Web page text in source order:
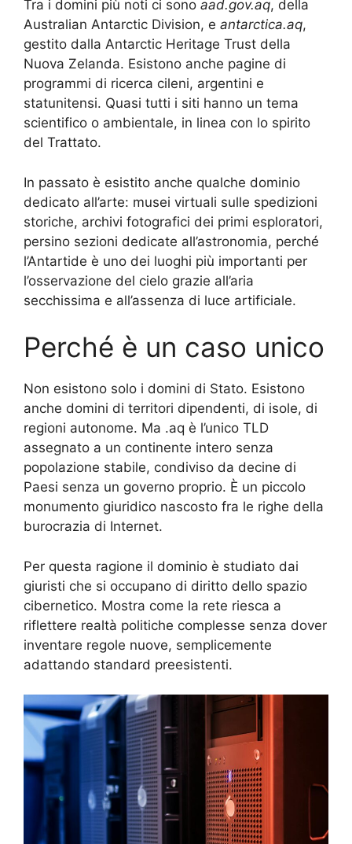
Tra i domini più noti ci sono aad.gov.aq, della
Australian Antarctic Division, e antarctica.aq,
gestito dalla Antarctic Heritage Trust della
Nuova Zelanda. Esistono anche pagine di
programmi di ricerca cileni, argentini e
statunitensi. Quasi tutti i siti hanno un tema
scientifico o ambientale, in linea con lo spirito
del Trattato.
In passato è esistito anche qualche dominio
dedicato all’arte: musei virtuali sulle spedizioni
storiche, archivi fotografici dei primi esploratori,
persino sezioni dedicate all’astronomia, perché
l’Antartide è uno dei luoghi più importanti per
l’osservazione del cielo grazie all’aria
secchissima e all’assenza di luce artificiale.
Perché è un caso unico
Non esistono solo i domini di Stato. Esistono
anche domini di territori dipendenti, di isole, di
regioni autonome. Ma .aq è l’unico TLD
assegnato a un continente intero senza
popolazione stabile, condiviso da decine di
Paesi senza un governo proprio. È un piccolo
monumento giuridico nascosto fra le righe della
burocrazia di Internet.
Per questa ragione il dominio è studiato dai
giuristi che si occupano di diritto dello spazio
cibernetico. Mostra come la rete riesca a
riflettere realtà politiche complesse senza dover
inventare regole nuove, semplicemente
adattando standard preesistenti.